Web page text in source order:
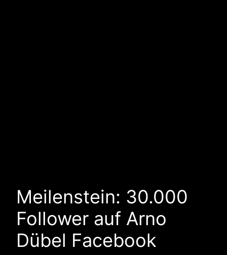
Meilenstein: 30.000
Follower auf Arno
Dübel Facebook